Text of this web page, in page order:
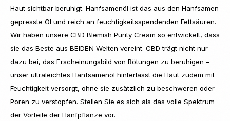
Haut sichtbar beruhigt. Hanfsamenöl ist das aus den Hanfsamen
gepresste Öl und reich an feuchtigkeitsspendenden Fettsäuren.
Wir haben unsere CBD Blemish Purity Cream so entwickelt, dass
sie das Beste aus BEIDEN Welten vereint. CBD trägt nicht nur
dazu bei, das Erscheinungsbild von Rötungen zu beruhigen –
unser ultraleichtes Hanfsamenöl hinterlässt die Haut zudem mit
Feuchtigkeit versorgt, ohne sie zusätzlich zu beschweren oder
Poren zu verstopfen. Stellen Sie es sich als das volle Spektrum
der Vorteile der Hanfpflanze vor.